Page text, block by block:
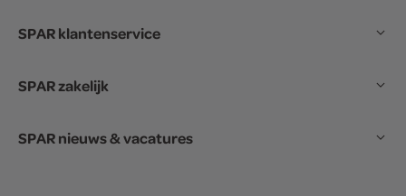
SPAR klantenservice
SPAR zakelijk
SPAR nieuws & vacatures